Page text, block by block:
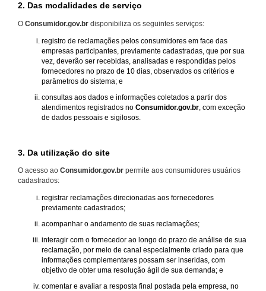
2. Das modalidades de serviço
O Consumidor.gov.br disponibiliza os seguintes serviços:
registro de reclamações pelos consumidores em face das
empresas participantes, previamente cadastradas, que por sua
vez, deverão ser recebidas, analisadas e respondidas pelos
fornecedores no prazo de 10 dias, observados os critérios e
parâmetros do sistema; e
consultas aos dados e informações coletados a partir dos
atendimentos registrados no Consumidor.gov.br , com exceção
de dados pessoais e sigilosos.
3. Da utilização do site
O acesso ao Consumidor.gov.br permite aos consumidores usuários
cadastrados:
registrar reclamações direcionadas aos fornecedores
previamente cadastrados;
acompanhar o andamento de suas reclamações;
interagir com o fornecedor ao longo do prazo de análise de sua
reclamação, por meio de canal especialmente criado para que
informações complementares possam ser inseridas, com
objetivo de obter uma resolução ágil de sua demanda; e
comentar e avaliar a resposta final postada pela empresa, no